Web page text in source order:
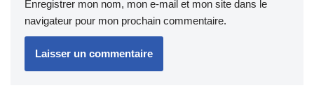
Enregistrer mon nom, mon e-mail et mon site dans le
navigateur pour mon prochain commentaire.